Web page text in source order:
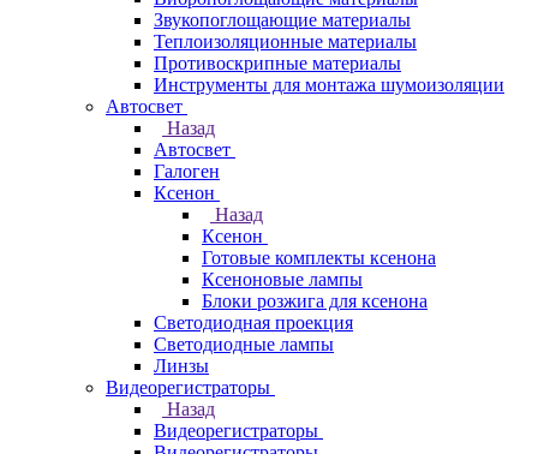
Звукопоглощающие материалы
Теплоизоляционные материалы
Противоскрипные материалы
Инструменты для монтажа шумоизоляции
Автосвет
Назад
Автосвет
Галоген
Ксенон
Назад
Ксенон
Готовые комплекты ксенона
Ксеноновые лампы
Блоки розжига для ксенона
Светодиодная проекция
Светодиодные лампы
Линзы
Видеорегистраторы
Назад
Видеорегистраторы